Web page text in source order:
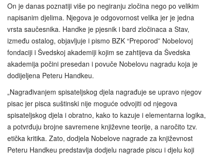
On je danas poznatiji više po negiranju zločina nego po velikim
napisanim djelima. Njegova je odgovornost velika jer je jedna
vrsta saučesnika. Handke je pjesnik i bard zločinaca a Stav,
između ostalog, objavljuje i pismo BZK “Preporod” Nobelovoj
fondaciji i Švedskoj akademiji kojim se zahtijeva da Švedska
akademija počini presedan i povuče Nobelovu nagradu koja je
dodijeljena Peteru Handkeu.
„Nagrađivanjem spisateljskog djela nagrađuje se upravo njegov
pisac jer pisca suštinski nije moguće odvojiti od njegova
spisateljskog djela i obratno, kako to kazuje i elementarna logika,
a potvrđuju brojne savremene književne teorije, a naročito tzv.
etička kritika. Zato, dodjela Nobelove nagrade za književnost
Peteru Handkeu predstavlja dodjelu nagrade piscu i djelu koji